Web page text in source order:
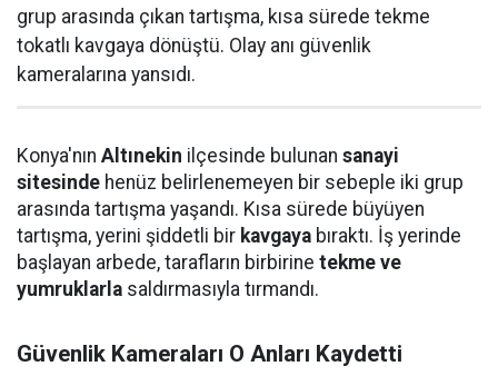
grup arasında çıkan tartışma, kısa sürede tekme
tokatlı kavgaya dönüştü. Olay anı güvenlik
kameralarına yansıdı.
Konya'nın Altınekin ilçesinde bulunan sanayi
sitesinde henüz belirlenemeyen bir sebeple iki grup
arasında tartışma yaşandı. Kısa sürede büyüyen
tartışma, yerini şiddetli bir kavgaya bıraktı. İş yerinde
başlayan arbede, tarafların birbirine tekme ve
yumruklarla saldırmasıyla tırmandı.
Güvenlik Kameraları O Anları Kaydetti